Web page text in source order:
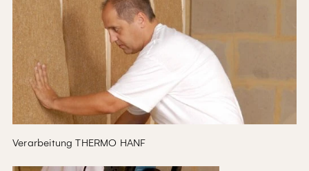
Verarbeitung THERMO HANF